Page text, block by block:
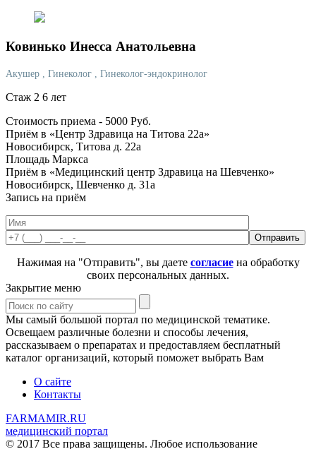
Ковинько Инесса Анатольевна
Акушер , Гинеколог , Гинеколог-эндокринолог
Стаж 2 6 лет
Стоимость приема - 5000 Руб.
Приём в «Центр Здравица на Титова 22а»
Новосибирск, Титова д. 22а
Площадь Маркса
Приём в «Медицинский центр Здравица на Шевченко»
Новосибирск, Шевченко д. 31а
Запись на приём
Нажимая на "Отправить", вы даете согласиена обработку
своих персональных данных.
Закрытие меню
Мы самый большой портал по медицинской тематике.
Освещаем различные болезни и способы лечения,
рассказываем о препаратах и предоставляем бесплатный
каталог организаций, который поможет выбрать Вам
О сайте
Контакты
FARMAMIR.RU
медицинский портал
© 2017 Все права защищены. Любое использование